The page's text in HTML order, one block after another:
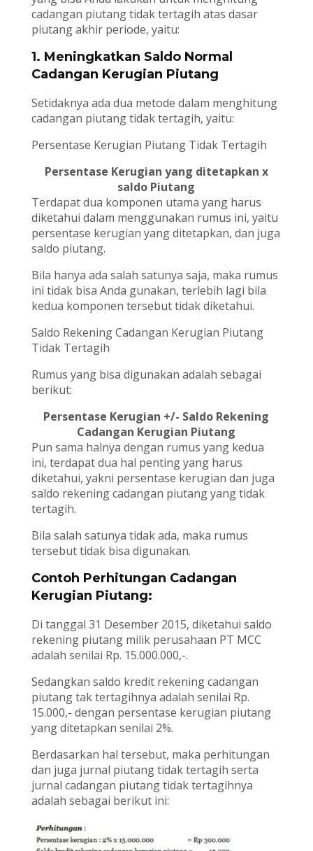
cadangan piutang tidak tertagih atas dasar
piutang akhir periode, yaitu:
1. Meningkatkan Saldo Normal
Cadangan Kerugian Piutang
Setidaknya ada dua metode dalam menghitung
cadangan piutang tidak tertagih, yaitu:
Persentase Kerugian Piutang Tidak Tertagih
Persentase Kerugian yang ditetapkan x
saldo Piutang
Terdapat dua komponen utama yang harus
diketahui dalam menggunakan rumus ini, yaitu
persentase kerugian yang ditetapkan, dan juga
saldo piutang.
Bila hanya ada salah satunya saja, maka rumus
ini tidak bisa Anda gunakan, terlebih lagi bila
kedua komponen tersebut tidak diketahui.
Saldo Rekening Cadangan Kerugian Piutang
Tidak Tertagih
Rumus yang bisa digunakan adalah sebagai
berikut:
Persentase Kerugian +/- Saldo Rekening
Cadangan Kerugian Piutang
Pun sama halnya dengan rumus yang kedua
ini, terdapat dua hal penting yang harus
diketahui, yakni persentase kerugian dan juga
saldo rekening cadangan piutang yang tidak
tertagih.
Bila salah satunya tidak ada, maka rumus
tersebut tidak bisa digunakan.
Contoh Perhitungan Cadangan
Kerugian Piutang:
Di tanggal 31 Desember 2015, diketahui saldo
rekening piutang milik perusahaan PT MCC
adalah senilai Rp. 15.000.000,-.
Sedangkan saldo kredit rekening cadangan
piutang tak tertagihnya adalah senilai Rp.
15.000,- dengan persentase kerugian piutang
yang ditetapkan senilai 2%.
Berdasarkan hal tersebut, maka perhitungan
dan juga jurnal piutang tidak tertagih serta
jurnal cadangan piutang tidak tertagihnya
adalah sebagai berikut ini: